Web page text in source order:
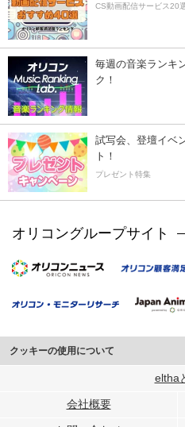
CS動画配信サービス20
毎週の音楽ランキ
ク！
試写会、登壇イベ
ト！
プレゼント特集
オリコングループサイト
クッキーの使用について
このサイトでは Cookie を使用して、ユ
行っています。
eltha
会社概要